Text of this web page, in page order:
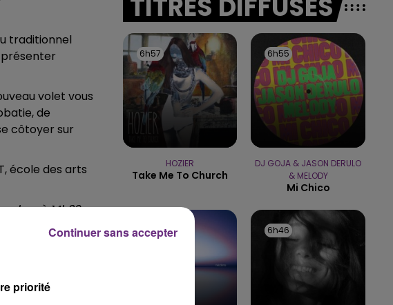
LA RADIO POP
traditionnel
présenter
volet vous
de
côtoyer sur
école des arts
à 14h30
cnac-1076-
TITRES DIFFUSÉS
6h57
6h57
HOZIER
Take Me To Church
6h55
6h55
DJ GOJA & JASON DERULO
& MELODY
Mi Chico
6h52
6h52 6h46
6h46
priorité
Continuer sans accepter